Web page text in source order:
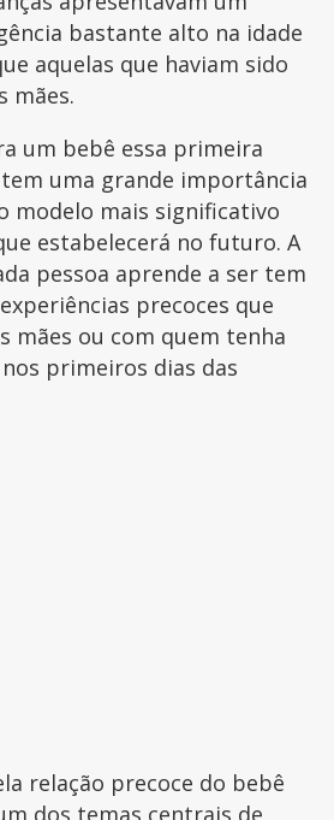
bastante alto na idade
aquelas que haviam sido
mães.
um bebê essa primeira
uma grande importância
modelo mais significativo
estabelecerá no futuro. A
pessoa aprende a ser tem
precoces que
mães ou com quem tenha
primeiros dias das
relação precoce do bebê